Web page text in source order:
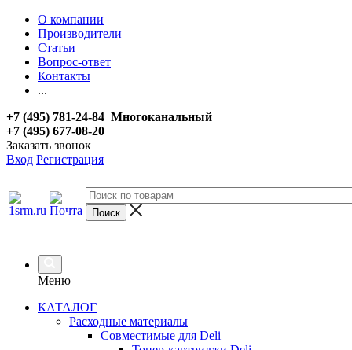
О компании
Производители
Статьи
Вопрос-ответ
Контакты
...
+7 (495) 781-24-84 Многоканальный
+7 (495) 677-08-20
Заказать звонок
Вход Регистрация
Меню
КАТАЛОГ
Расходные материалы
Совместимые для Deli